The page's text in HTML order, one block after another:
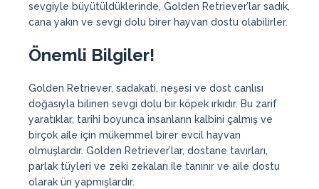
sevgiyle büyütüldüklerinde, Golden Retriever’lar sadık,
cana yakın ve sevgi dolu birer hayvan dostu olabilirler.
Önemli Bilgiler!
Golden Retriever, sadakati, neşesi ve dost canlısı
doğasıyla bilinen sevgi dolu bir köpek ırkıdır. Bu zarif
yaratıklar, tarihi boyunca insanların kalbini çalmış ve
birçok aile için mükemmel birer evcil hayvan
olmuşlardır. Golden Retriever’lar, dostane tavırları,
parlak tüyleri ve zeki zekaları ile tanınır ve aile dostu
olarak ün yapmışlardır.